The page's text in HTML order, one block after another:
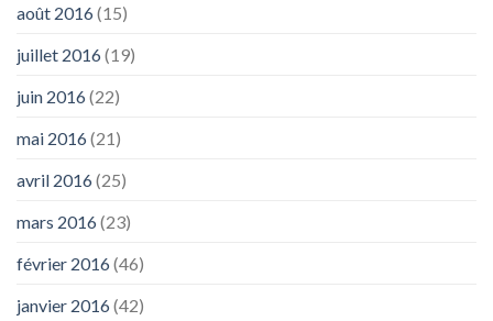
août 2016(15)
juillet 2016(19)
juin 2016(22)
mai 2016(21)
avril 2016(25)
mars 2016(23)
février 2016(46)
janvier 2016(42)